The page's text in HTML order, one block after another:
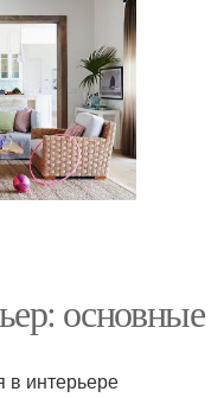
основные
в интерьере